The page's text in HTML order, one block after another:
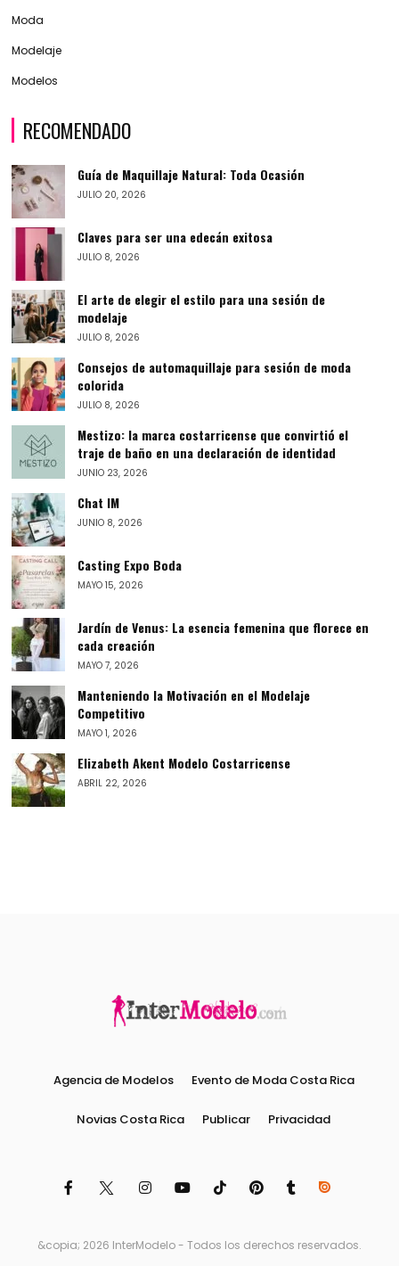
Moda
Modelaje
Modelos
RECOMENDADO
Guía de Maquillaje Natural: Toda Ocasión
JULIO 20, 2026
Claves para ser una edecán exitosa
JULIO 8, 2026
El arte de elegir el estilo para una sesión de
modelaje
JULIO 8, 2026
Consejos de automaquillaje para sesión de moda
colorida
JULIO 8, 2026
Mestizo: la marca costarricense que convirtió el
traje de baño en una declaración de identidad
JUNIO 23, 2026
Chat IM
JUNIO 8, 2026
Casting Expo Boda
MAYO 15, 2026
Jardín de Venus: La esencia femenina que florece en
cada creación
MAYO 7, 2026
Manteniendo la Motivación en el Modelaje
Competitivo
MAYO 1, 2026
Elizabeth Akent Modelo Costarricense
ABRIL 22, 2026
Agencia de Modelos Evento de Moda Costa Rica
Novias Costa Rica Publicar Privacidad
&copia; 2026 InterModelo - Todos los derechos reservados.